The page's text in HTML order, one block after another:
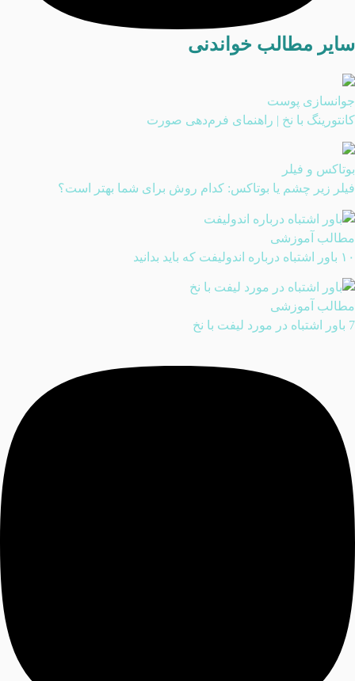
سایر مطالب خواندنی
جوانسازی پوست
کانتورینگ با نخ | راهنمای فرم‌دهی صورت
بوتاکس و فیلر
فیلر زیر چشم یا بوتاکس: کدام روش برای شما بهتر است؟
مطالب آموزشی
۱۰ باور اشتباه درباره اندولیفت که باید بدانید
مطالب آموزشی
7 باور اشتباه در مورد لیفت با نخ